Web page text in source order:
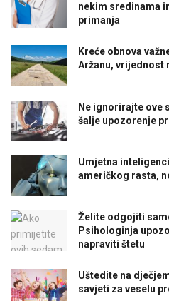
nekim sredinama
primanja
Kreće obnova
Aržanu, vrijednost
Ne ignorirajte ove
šalje upozorenje
Umjetna
američkog rasta,
Želite odgojiti
Psihologinja
napraviti štetu
Uštedite na
savjeti za veselu